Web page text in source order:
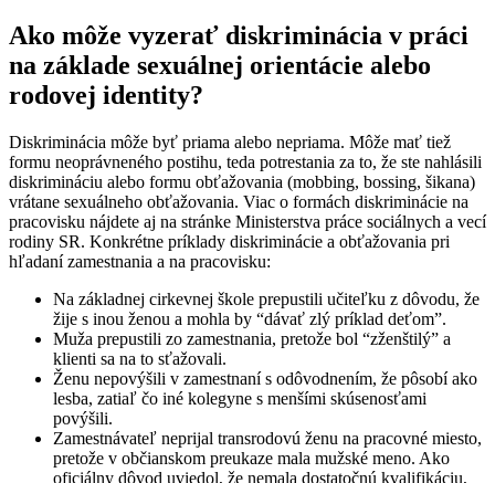
Ako môže vyzerať diskriminácia v práci
na základe sexuálnej orientácie alebo
rodovej identity?
Diskriminácia môže byť priama alebo nepriama. Môže mať tiež
formu neoprávneného postihu, teda potrestania za to, že ste nahlásili
diskrimináciu alebo formu obťažovania (mobbing, bossing, šikana)
vrátane sexuálneho obťažovania. Viac o formách diskriminácie na
pracovisku nájdete aj na stránke Ministerstva práce sociálnych a vecí
rodiny SR. Konkrétne príklady diskriminácie a obťažovania pri
hľadaní zamestnania a na pracovisku:
Na základnej cirkevnej škole prepustili učiteľku z dôvodu, že
žije s inou ženou a mohla by “dávať zlý príklad deťom”.
Muža prepustili zo zamestnania, pretože bol “zženštilý” a
klienti sa na to sťažovali.
Ženu nepovýšili v zamestnaní s odôvodnením, že pôsobí ako
lesba, zatiaľ čo iné kolegyne s menšími skúsenosťami
povýšili.
Zamestnávateľ neprijal transrodovú ženu na pracovné miesto,
pretože v občianskom preukaze mala mužské meno. Ako
oficiálny dôvod uviedol, že nemala dostatočnú kvalifikáciu,